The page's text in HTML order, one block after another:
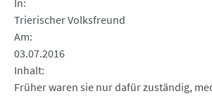
In
Trierischer Volksfreund
Am
03.07.2016
Inhalt
Früher waren sie nur dafür zuständig,